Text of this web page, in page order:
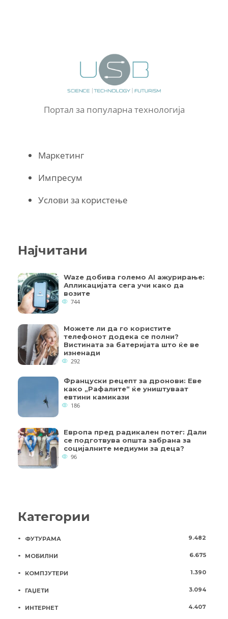
Портал за популарна технологија
Маркетинг
Импресум
Услови за користење
Најчитани
Waze добива големо AI ажурирање:
Апликацијата сега учи како да
возите
744
Можете ли да го користите
телефонот додека се полни?
Вистината за батеријата што ќе ве
изненади
292
Француски рецепт за дронови: Еве
како „Рафалите“ ќе уништуваат
евтини камикази
186
Европа пред радикален потег: Дали
се подготвува општа забрана за
социјалните медиуми за деца?
96
Категории
ФУТУРАМА 9.482
МОБИЛНИ 6.675
КОМПЈУТЕРИ 1.390
ГАЏЕТИ 3.094
ИНТЕРНЕТ 4.407